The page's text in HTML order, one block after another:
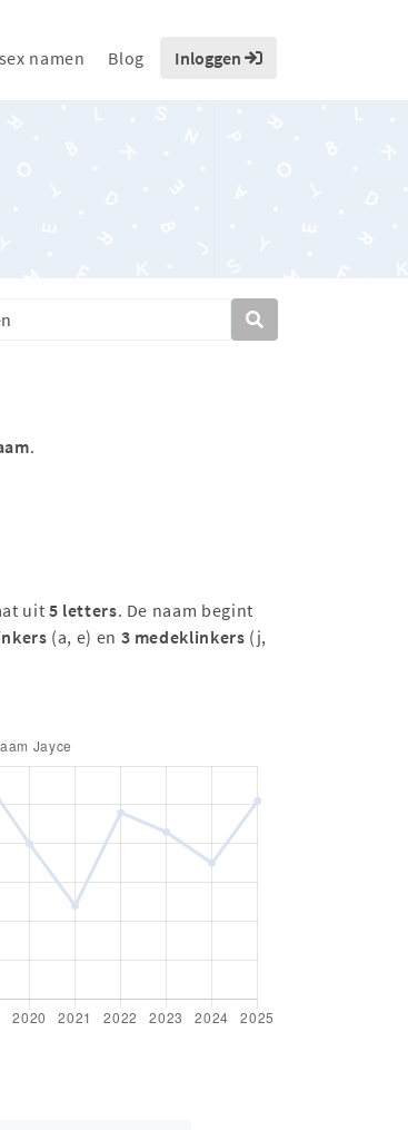
namen Blog Inloggen
.
uit 5 letters. De naam begint
(a, e) en 3 medeklinkers (j,